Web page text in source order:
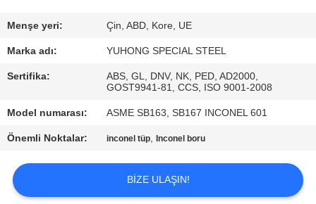
BIZIMLE
ILETIŞIME
GEÇIN
BIR
TEKLIF
ISTEĞI
Menşe yeri: Çin, ABD, Kore, UE
Marka adı: YUHONG SPECIAL STEEL
Sertifika:
ABS, GL, DNV, NK, PED, AD2000,
GOST9941-81, CCS, ISO 9001-2008
Model numarası: ASME SB163, SB167 INCONEL 601
Önemli Noktalar: inconel tüp, Inconel boru
BIZE ULAŞIN!